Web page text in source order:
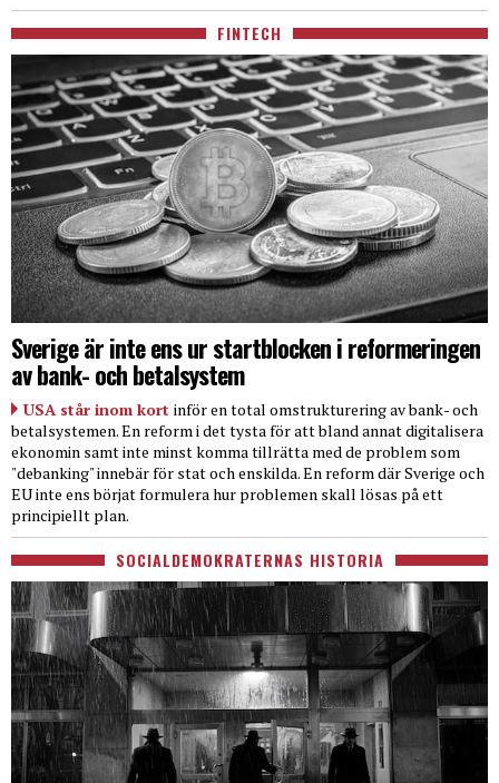
FINTECH
Sverige är inte ens ur startblocken i reformeringen
av bank- och betalsystem
USA står inom kort inför en total omstrukturering av bank- och
betalsystemen. En reform i det tysta för att bland annat digitalisera
ekonomin samt inte minst komma tillrätta med de problem som
"debanking" innebär för stat och enskilda. En reform där Sverige och
EU inte ens börjat formulera hur problemen skall lösas på ett
principiellt plan.
SOCIALDEMOKRATERNAS HISTORIA